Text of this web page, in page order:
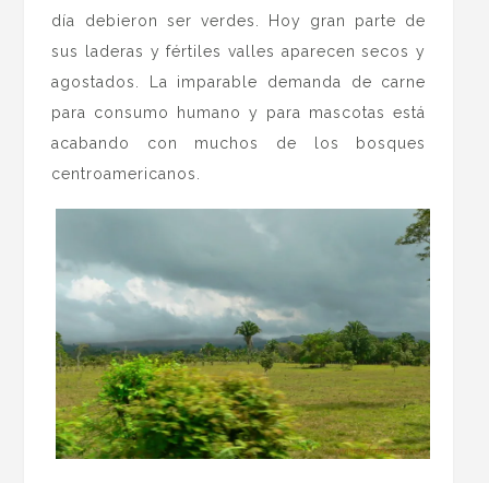
día debieron ser verdes. Hoy gran parte de
sus laderas y fértiles valles aparecen secos y
agostados. La imparable demanda de carne
para consumo humano y para mascotas está
acabando con muchos de los bosques
centroamericanos.